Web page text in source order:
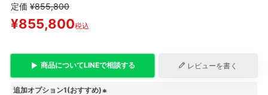
定価 ¥855,800
¥855,800税込
商品についてLINEで相談する レビューを書く
追加オプション1(おすすめ)